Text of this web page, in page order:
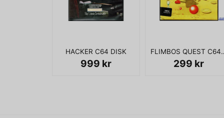
HACKER C64 DISK
999 kr
FLIMBOS
299 kr